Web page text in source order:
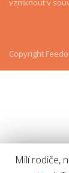
vzniknout v
Copyright
Milí rodiče,